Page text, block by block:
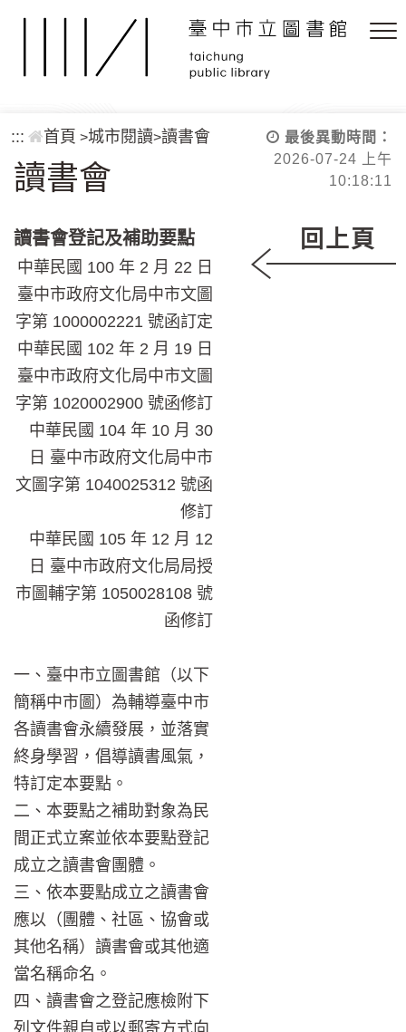
::: 首頁 >城市閱讀>讀書會
讀書會
讀書會登記及補助要點
中華民國 100 年 2 月 22 日
臺中市政府文化局中市文圖
字第 1000002221 號函訂定
中華民國 102 年 2 月 19 日
臺中市政府文化局中市文圖
字第 1020002900 號函修訂
中華民國 104 年 10 月 30
日 臺中市政府文化局中市
文圖字第 1040025312 號函
修訂
中華民國 105 年 12 月 12
日 臺中市政府文化局局授
市圖輔字第 1050028108 號
函修訂
一、臺中市立圖書館（以下
簡稱中市圖）為輔導臺中市
各讀書會永續發展，並落實
終身學習，倡導讀書風氣，
特訂定本要點。
二、本要點之補助對象為民
間正式立案並依本要點登記
成立之讀書會團體。
三、依本要點成立之讀書會
應以（團體、社區、協會或
其他名稱）讀書會或其他適
當名稱命名。
四、讀書會之登記應檢附下
最後異動時間：
2026-07-24 上午
10:18:11
回上頁